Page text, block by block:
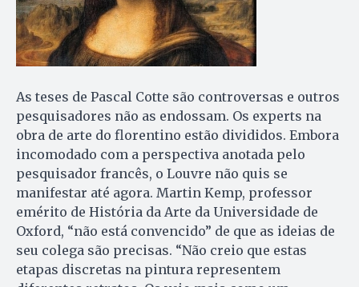
As teses de Pascal Cotte são controversas e outros
pesquisadores não as endossam. Os experts na
obra de arte do florentino estão divididos. Embora
incomodado com a perspectiva anotada pelo
pesquisador francês, o Louvre não quis se
manifestar até agora. Martin Kemp, professor
emérito de História da Arte da Universidade de
Oxford, “não está convencido” de que as ideias de
seu colega são precisas. “Não creio que estas
etapas discretas na pintura representem